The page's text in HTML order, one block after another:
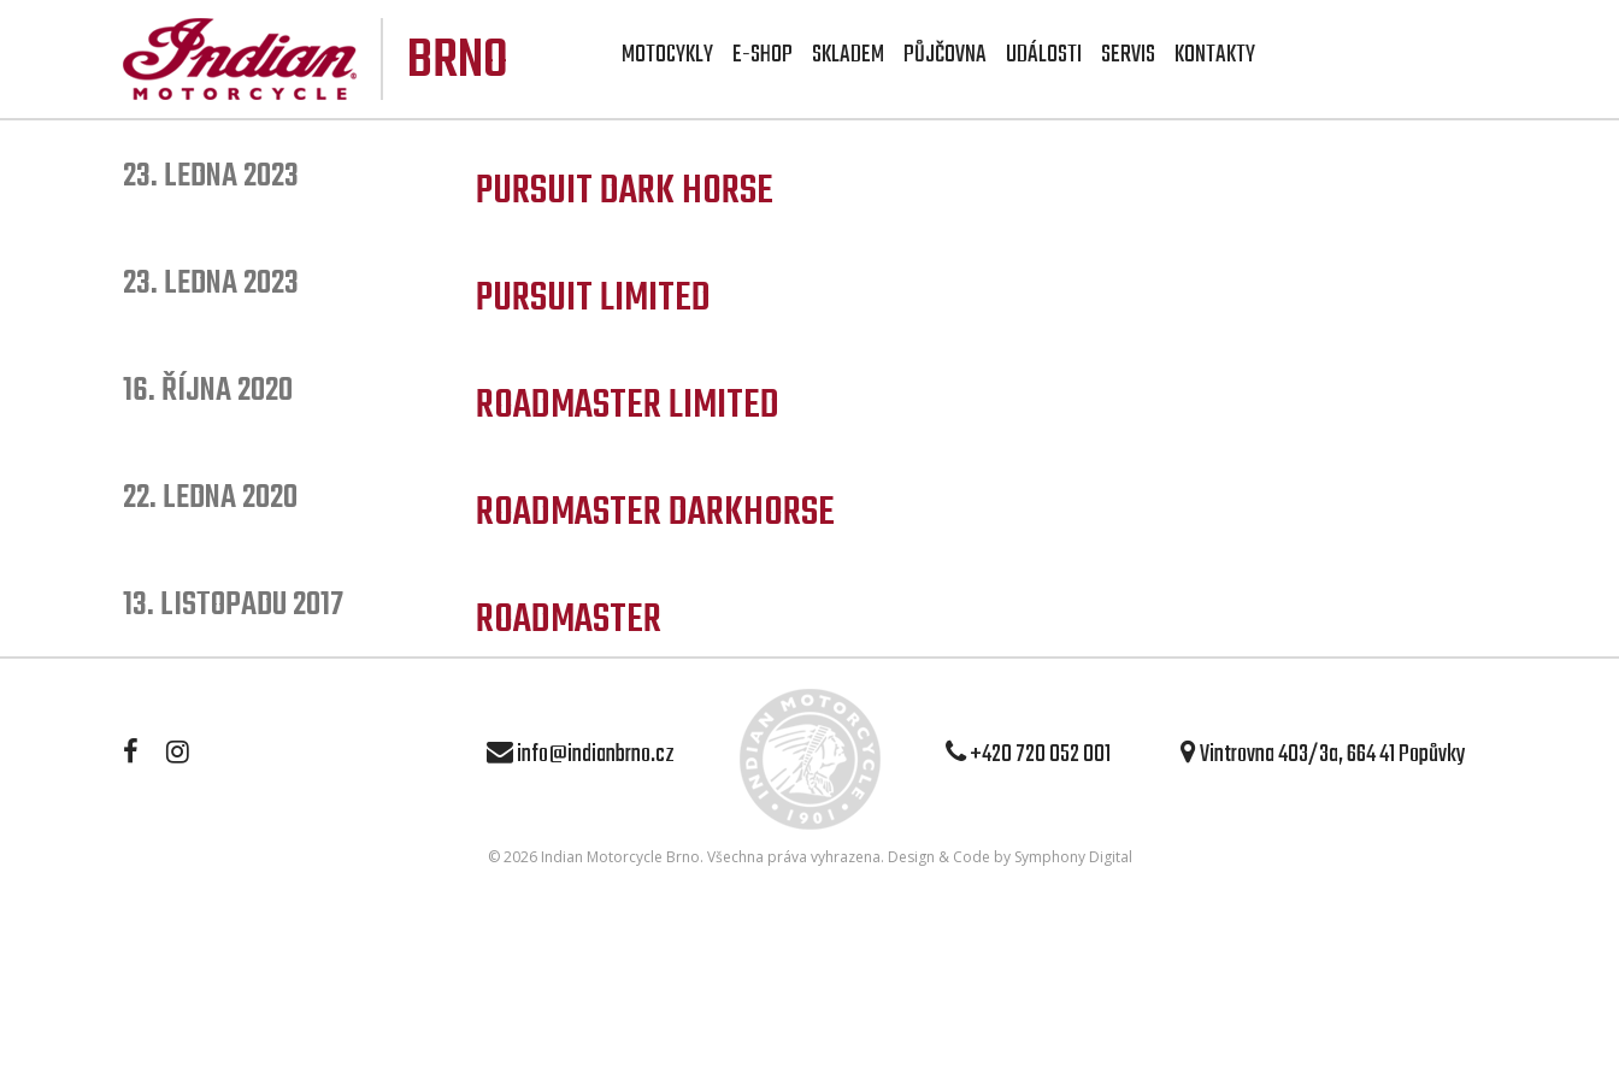
BRNO MOTOCYKLY E-SHOP SKLADEM PŮJČOVNA UDÁLOSTI SERVIS KONTAKTY
23. LEDNA 2023 PURSUIT DARK HORSE
23. LEDNA 2023 PURSUIT LIMITED
16. ŘÍJNA 2020 ROADMASTER LIMITED
22. LEDNA 2020 ROADMASTER DARKHORSE
13. LISTOPADU 2017 ROADMASTER
info@indianbrno.cz +420 720 052 001 Vintrovna 403/3a, 664 41 Popůvky
© 2026 Indian Motorcycle Brno. Všechna práva vyhrazena. Design & Code by Symphony Digital